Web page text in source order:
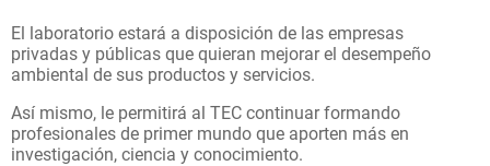
El laboratorio estará a disposición de las empresas
privadas y públicas que quieran mejorar el desempeño
ambiental de sus productos y servicios.
Así mismo, le permitirá al TEC continuar formando
profesionales de primer mundo que aporten más en
investigación, ciencia y conocimiento.